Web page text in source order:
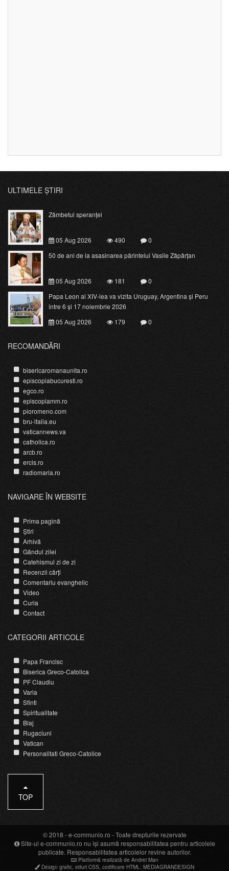
ULTIMELE ȘTIRI
Zâmbetul speranței
05 Aug 2026 490
0
50 de ani de la asasinarea părintelui Vasile Zăpârțan
05 Aug 2026 181
0
Papa Leon al XIV-lea va vizita Uruguay, Argentina și Peru
între 6 și 17 noiembrie 2026
05 Aug 2026
179 0
RECOMANDĂRI
bisericaromanaunita.ro
episcopiabucuresti.ro
egco.ro
episcopiamm.ro
pioromeno.com
bru-italia.eu
vaticannews.va
catholica.ro
arcb.ro
ercis.ro
radiomaria.ro
NAVIGARE ÎN WEBSITE
Prima pagină
Știri
Arhivă
Gândul zilei
Catehismul zi de zi
Recenzii cărți
Comentariu evanghelic
Video
Curia
Contact
CATEGORII ARTICOLE
Papa Francisc
Biserica Greco-Catolica
PF Claudiu
Varia
Sfinti
Spiritualitate
Blaj
Rugaciuni
Vatican
Personalitati Greco-Catolice
TOP
© 2018 -e-communio.ro - Toate drepturile rezervate
Site-ul e-communio.ro nu își asumă responsabilitatea pentru articolele
publicate. Responsabilitatea articolelor revine autorilor.
Platformă realizată de Andrei Man
Design grafic, stiluri CSS, codificare HTML: MEDIAGRANDESIGN